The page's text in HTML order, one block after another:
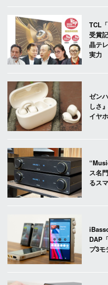
TCL
受賞
晶テ
実力
ゼン
しさ
イヤ
ス名
るス
DAP
プ3モ